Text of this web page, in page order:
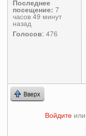
Последнее
посещение: 7
часов 49 минут
назад
Голосов: 476
Вверх
Войдите или